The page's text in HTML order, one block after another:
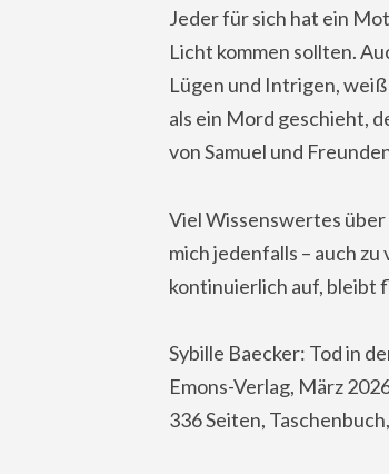
Jeder für sich hat ein
Licht kommen sollten.
Lügen und Intrigen,
als ein Mord geschieht,
von Samuel und
Viel Wissenswertes
mich jedenfalls – auch
kontinuierlich auf, bleibt
Sybille Baecker: Tod in
Emons-Verlag, März
336 Seiten,